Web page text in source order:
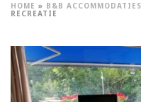
HOME » B&B ACCOMMODATIES
RECREATIE